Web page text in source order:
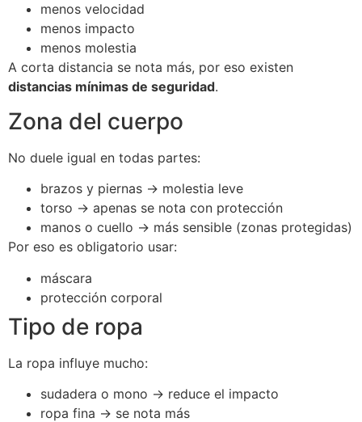
menos velocidad
menos impacto
menos molestia
A corta distancia se nota más, por eso existen
distancias mínimas de seguridad.
Zona del cuerpo
No duele igual en todas partes:
brazos y piernas → molestia leve
torso → apenas se nota con protección
manos o cuello → más sensible (zonas protegidas)
Por eso es obligatorio usar:
máscara
protección corporal
Tipo de ropa
La ropa influye mucho:
sudadera o mono → reduce el impacto
ropa fina → se nota más